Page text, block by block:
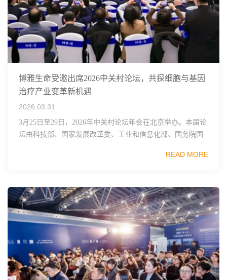
博雅生命受邀出席2026中关村论坛，共探细胞与基因
治疗产业变革新机遇
2026.03.31
3月25日至29日，2026年中关村论坛年会在北京举办。本届论
坛由科技部、国家发展改革委、工业和信息化部、国务院国
READ MORE